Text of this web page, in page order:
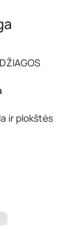
ir plokštės